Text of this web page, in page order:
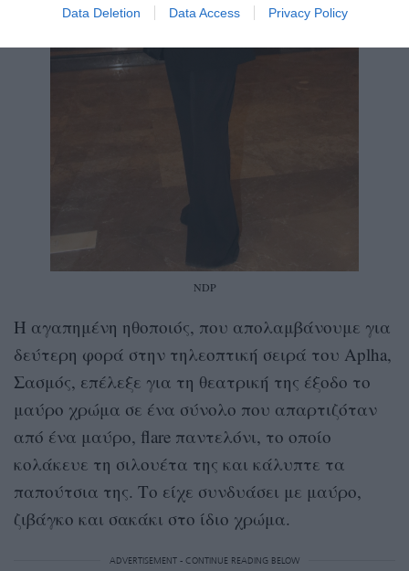
Data Deletion Data Access Privacy Policy
NDP
Η αγαπημένη ηθοποιός, που απολαμβάνουμε για
δεύτερη φορά στην τηλεοπτική σειρά του Aplha,
Σασμός, επέλεξε για τη θεατρική της έξοδο το
μαύρο χρώμα σε ένα σύνολο που απαρτιζόταν
από ένα μαύρο, flare παντελόνι, το οποίο
κολάκευε τη σιλουέτα της και κάλυπτε τα
παπούτσια της. Το είχε συνδυάσει με μαύρο,
ζιβάγκο και σακάκι στο ίδιο χρώμα.
ADVERTISEMENT - CONTINUE READING BELOW